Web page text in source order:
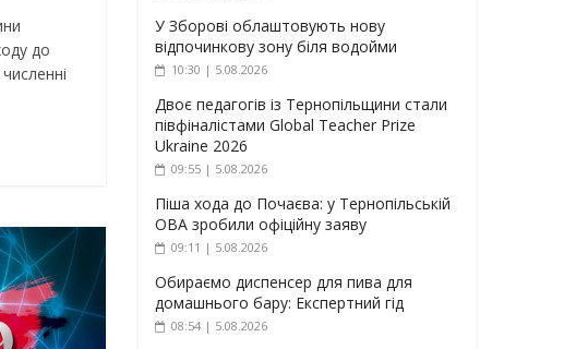
до
У Зборові облаштовують нову
відпочинкову зону біля водойми
10:30 | 5.08.2026
Двоє педагогів із Тернопільщини стали
півфіналістами Global Teacher Prize
Ukraine 2026
09:55 | 5.08.2026
Піша хода до Почаєва: у Тернопільській
ОВА зробили офіційну заяву
09:11 | 5.08.2026
Обираємо диспенсер для пива для
домашнього бару: Експертний гід
08:54 | 5.08.2026